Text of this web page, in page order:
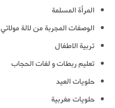
المرأة المسلمة
الوصفات المجربة من لالة مولاتي
تربية الاطفال
تعليم ربطات و لفات الحجاب
حلويات العيد
حلويات مغربية